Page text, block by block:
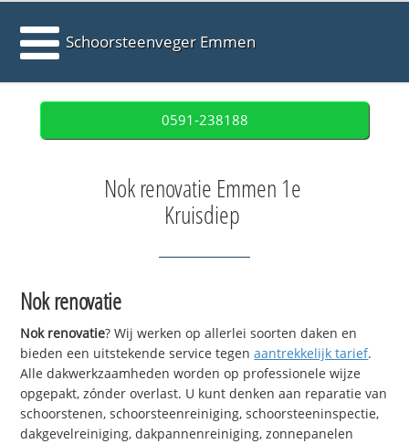
Schoorsteenveger Emmen
0591-238188
Nok renovatie Emmen 1e
Kruisdiep
Nok renovatie
Nok renovatie? Wij werken op allerlei soorten daken en
bieden een uitstekende service tegenaantrekkelijk tarief.
Alle dakwerkzaamheden worden op professionele wijze
opgepakt, zónder overlast. U kunt denken aan reparatie van
schoorstenen, schoorsteenreiniging, schoorsteeninspectie,
dakgevelreiniging, dakpannenreiniging, zonnepanelen